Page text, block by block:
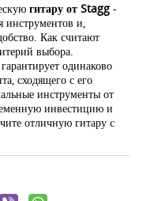
гитару от Stagg -
инструментов и,
Как считают
выбора.
одинаково
сходящего с его
инструменты от
инвестицию и
отличную гитару с